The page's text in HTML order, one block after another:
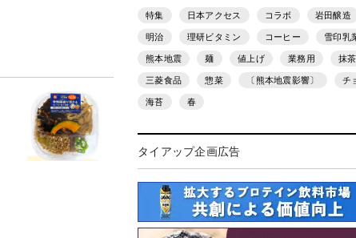
特集 日本アクセス コラボ 岩田醸造
明治 理研ビタミン コーヒー 雪印乳
熊本地震 麺 値上げ 業務用 抹茶
三菱食品 惣菜 〔熊本地震影響〕 チ
海苔 春
タイアップ企画広告